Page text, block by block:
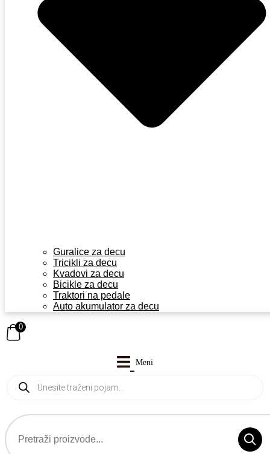
Guralice za decu
Tricikli za decu
Kvadovi za decu
Bicikle za decu
Traktori na pedale
Auto akumulator za decu
0
search